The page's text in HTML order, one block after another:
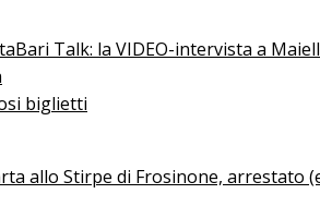
Talk: la VIDEO-intervista a
allo Stirpe di Frosinone, arrestato